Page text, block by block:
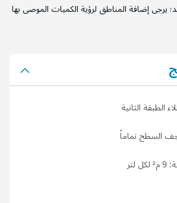
يرجى إضافة المناطق لرؤية الكميات الموصى بها